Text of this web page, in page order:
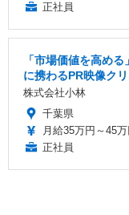
正社員
「市場価値を高め
に携わるPR映像ク
株式会社小林
千葉県
月給35万円～45万
正社員